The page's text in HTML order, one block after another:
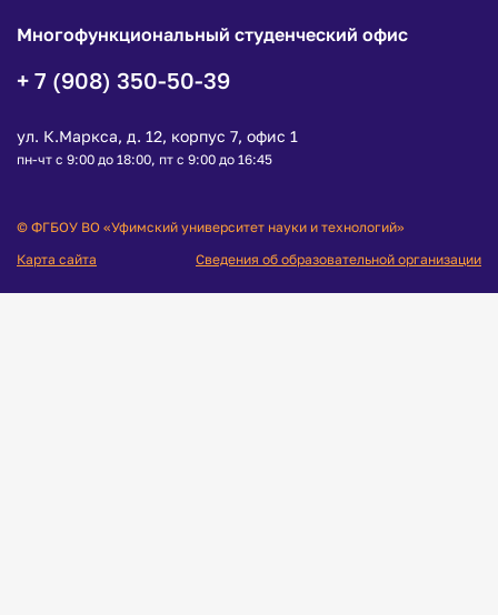
Многофункциональный студенческий офис
+ 7 (908) 350-50-39
ул. К.Маркса, д. 12, корпус 7, офис 1
пн-чт с 9:00 до 18:00, пт с 9:00 до 16:45
© ФГБОУ ВО «Уфимский университет науки и технологий»
Карта сайта
Сведения об образовательной организации